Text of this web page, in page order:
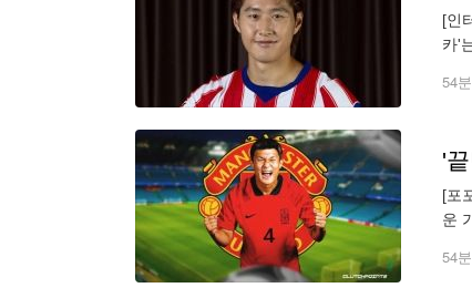
[인
카'
54
[포
운
54